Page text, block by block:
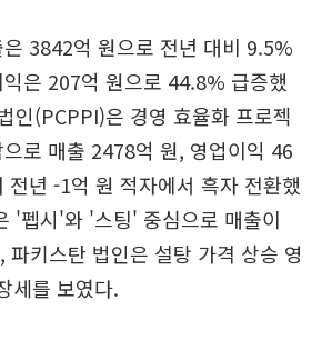
3842억 원으로 전년 대비 9.5%
은 207억 원으로 44.8% 급증했
인(PCPPI)은 경영 효율화 프로젝
로 매출 2478억 원, 영업이익 46
전년 -1억 원 적자에서 흑자 전환했
'펩시'와 '스팅' 중심으로 매출이
키스탄 법인은 설탕 가격 상승 영
세를 보였다.